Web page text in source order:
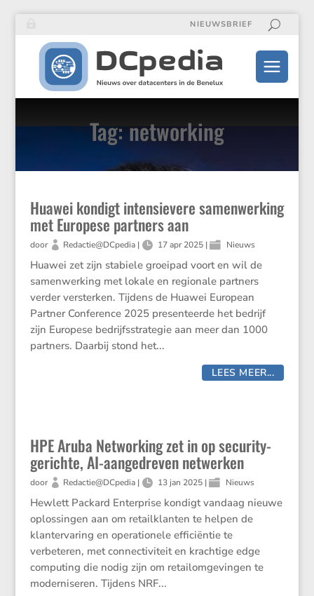
NIEUWSBRIEF
Tag: networking
Huawei kondigt intensievere samenwerking
met Europese partners aan
door Redactie@DCpedia| 17 apr 2025 | Nieuws
Huawei zet zijn stabiele groeipad voort en wil de
samenwerking met lokale en regionale partners
verder versterken. Tijdens de Huawei European
Partner Conference 2025 presenteerde het bedrijf
zijn Europese bedrijfsstrategie aan meer dan 1000
partners. Daarbij stond het...
LEES MEER...
HPE Aruba Networking zet in op security-
gerichte, AI-aangedreven netwerken
door Redactie@DCpedia| 13 jan 2025 | Nieuws
Hewlett Packard Enterprise kondigt vandaag nieuwe
oplossingen aan om retailklanten te helpen de
klantervaring en operationele efficiëntie te
verbeteren, met connectiviteit en krachtige edge
computing die nodig zijn om retailomgevingen te
moderniseren. Tijdens NRF...